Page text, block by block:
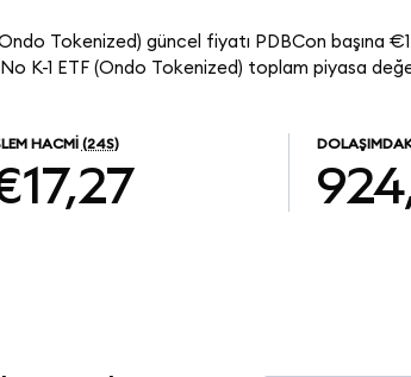
Tokenized) güncel fiyatı PDBCon başına
K-1 ETF (Ondo Tokenized) toplam piyasa
HACMI (24S)